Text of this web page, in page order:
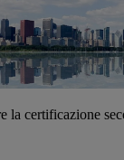
la certificazione